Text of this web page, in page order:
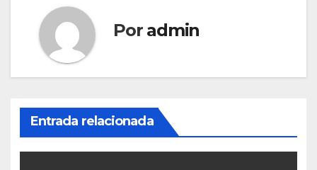
Por admin
Entrada relacionada